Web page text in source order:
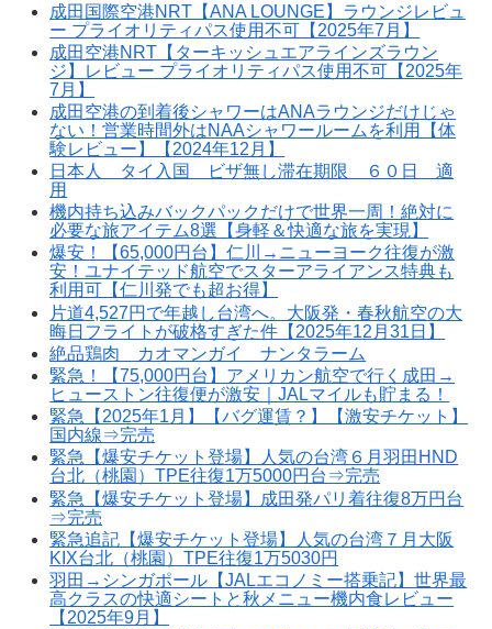
成田国際空港NRT【ANA LOUNGE】ラウンジレビュ
ー プライオリティパス使用不可【2025年7月】
成田空港NRT【ターキッシュエアラインズラウン
ジ】レビュー プライオリティパス使用不可【2025年
7月】
成田空港の到着後シャワーはANAラウンジだけじゃ
ない！営業時間外はNAAシャワールームを利用【体
験レビュー】【2024年12月】
日本人 タイ入国 ビザ無し滞在期限 ６０日 適
用
機内持ち込みバックパックだけで世界一周！絶対に
必要な旅アイテム8選【身軽＆快適な旅を実現】
爆安！【65,000円台】仁川→ニューヨーク往復が激
安！ユナイテッド航空でスターアライアンス特典も
利用可【仁川発でも超お得】
片道4,527円で年越し台湾へ。大阪発・春秋航空の大
晦日フライトが破格すぎた件【2025年12月31日】
絶品鶏肉 カオマンガイ ナンタラーム
緊急！【75,000円台】アメリカン航空で行く成田→
ヒューストン往復便が激安｜JALマイルも貯まる！
緊急【2025年1月】【バグ運賃？】【激安チケット】
国内線⇒完売
緊急【爆安チケット登場】人気の台湾６月羽田HND
台北（桃園）TPE往復1万5000円台⇒完売
緊急【爆安チケット登場】成田発パリ着往復8万円台
⇒完売
緊急追記【爆安チケット登場】人気の台湾７月大阪
KIX台北（桃園）TPE往復1万5030円
羽田→シンガポール【JALエコノミー搭乗記】世界最
高クラスの快適シートと秋メニュー機内食レビュー
【2025年9月】